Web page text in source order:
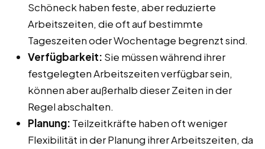
Schöneck haben feste, aber reduzierte
Arbeitszeiten, die oft auf bestimmte
Tageszeiten oder Wochentage begrenzt sind.
Verfügbarkeit: Sie müssen während ihrer
festgelegten Arbeitszeiten verfügbar sein,
können aber außerhalb dieser Zeiten in der
Regel abschalten.
Planung: Teilzeitkräfte haben oft weniger
Flexibilität in der Planung ihrer Arbeitszeiten, da